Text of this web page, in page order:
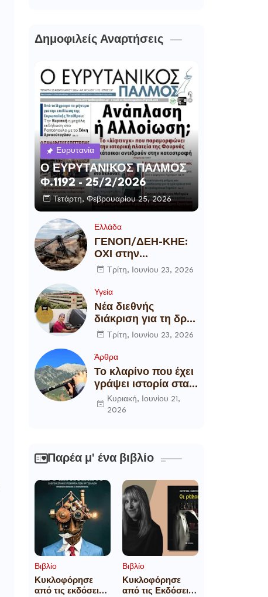
Δημοφιλείς Αναρτήσεις
Ευρυτανία
Ο ΕΥΡΥΤΑΝΙΚΟΣ ΠΑΛΜΟΣ
Φ.1192 - 25/2/2026
Τετάρτη, Φεβρουαρίου 25, 2026
Ελλάδα
ΓΕΝΟΠ/ΔΕΗ-ΚΗΕ:
ΟΧΙ στην
αποξήλωση των
υποδομών της
χώρας
Τρίτη, Ιουνίου 23, 2026
Υγεία
Νέα διεθνής
διάκριση για τη δρ
Θάλεια
Διευθύντρια
Xειρουργό του
Metropolitan
General
Τρίτη, Ιουνίου 23, 2026
Άρθρα
Το κλαρίνο που έχει
γράψει ιστορία στα
χωριά της Ρούμελης
Κυριακή, Ιουνίου 21,
2026
Παρέα μ' ένα βιβλίο
Βιβλίο
Κυκλοφόρησε
από τις εκδόσεις
Βιβλίο
Κυκλοφόρησε
από τις Εκδόσεις